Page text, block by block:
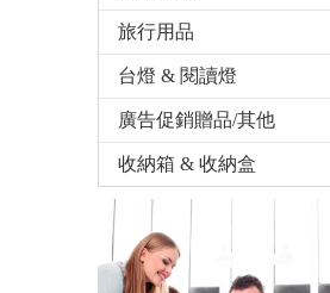
旅行用品
台燈 & 閱讀燈
廣告促銷贈品/其他
收納箱 & 收納盒